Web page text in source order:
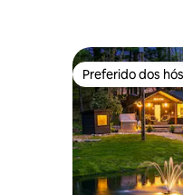
Preferido dos
Preferido dos